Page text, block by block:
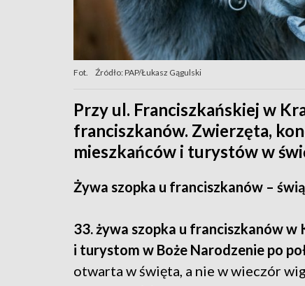
Fot. Źródło: PAP/Łukasz Gągulski
Przy ul. Franciszkańskiej w
franciszkanów. Zwierzęta,
mieszkańców i turystów w
Żywa szopka u franciszkanów –
33. żywa szopka u franciszkanów
i turystom w Boże Narodzenie po
otwarta w święta, a nie w wieczór